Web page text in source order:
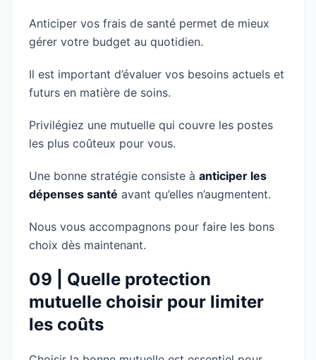
Anticiper vos frais de santé permet de mieux
gérer votre budget au quotidien.
Il est important d’évaluer vos besoins actuels et
futurs en matière de soins.
Privilégiez une mutuelle qui couvre les postes
les plus coûteux pour vous.
Une bonne stratégie consiste à anticiper les
dépenses santé avant qu’elles n’augmentent.
Nous vous accompagnons pour faire les bons
choix dès maintenant.
09 | Quelle protection
mutuelle choisir pour limiter
les coûts